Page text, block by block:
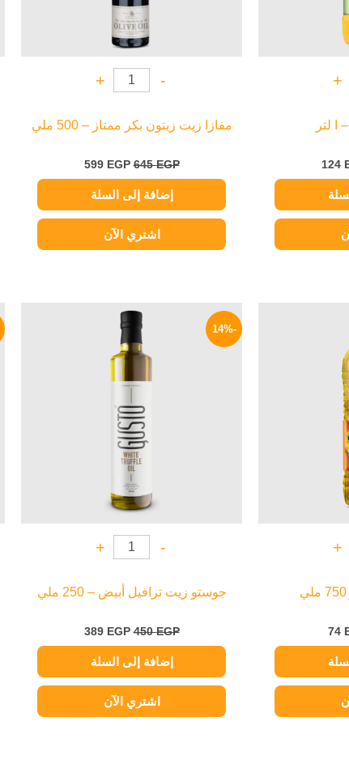
+
ا لتر
124
-
+
مفازا زيت زيتون بكر ممتاز – 500 ملي
645EGP
599 EGP
إضافة إلى السلة
اشتري الآن
+
74
-14%
-
+
جوستو زيت ترافيل أبيض – 250 ملي
450EGP
السعر
الأصلي
هو:
450 EGP.
389 EGP
إضافة إلى السلة
اشتري الآن